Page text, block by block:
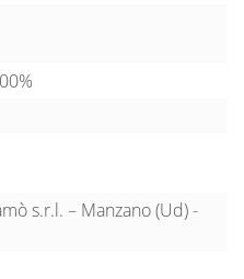
s.r.l. – Manzano (Ud) -